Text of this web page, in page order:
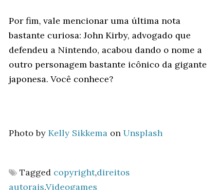
Por fim, vale mencionar uma última nota
bastante curiosa: John Kirby, advogado que
defendeu a Nintendo, acabou dando o nome a
outro personagem bastante icônico da gigante
japonesa. Você conhece?
Photo by Kelly Sikkema on Unsplash
Tagged copyright,direitos
autorais,Videogames